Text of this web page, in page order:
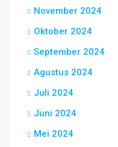
November 2024
Oktober 2024
September 2024
Agustus 2024
Juli 2024
Juni 2024
Mei 2024